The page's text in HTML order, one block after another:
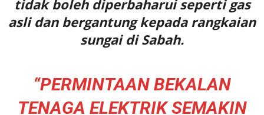
tidak boleh diperbaharui seperti gas
asli dan bergantung kepada rangkaian
sungai di Sabah.
“PERMINTAAN BEKALAN
TENAGA ELEKTRIK SEMAKIN